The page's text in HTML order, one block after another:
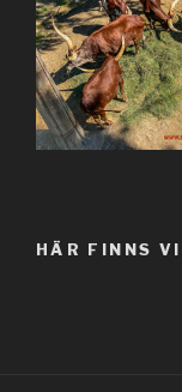
HÄR FINNS VI